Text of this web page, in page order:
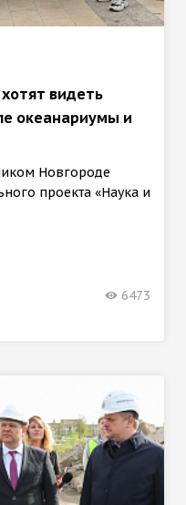
видеть
океанариумы и
Новгороде
проекта «Наука и
6473